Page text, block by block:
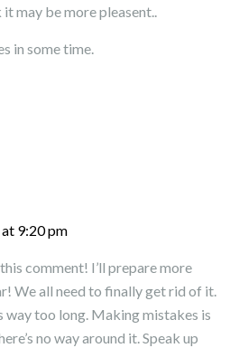
may be more pleasent..
in some time.
9:20 pm
comment! I’ll prepare more
We all need to finally get rid of it.
way too long. Making mistakes is
no way around it. Speak up